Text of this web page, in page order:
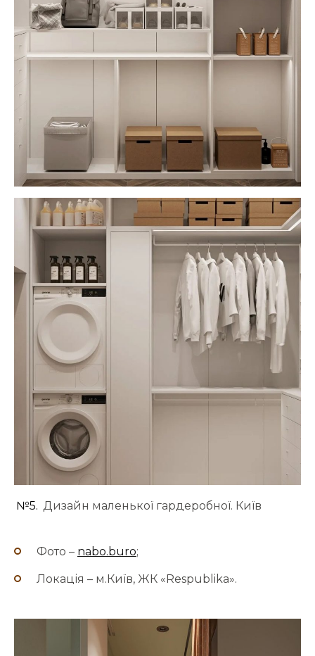
№5. Дизайн маленької гардеробної. Київ
Фото – nabo.buro;
Локація – м.Київ, ЖК «Respublika».